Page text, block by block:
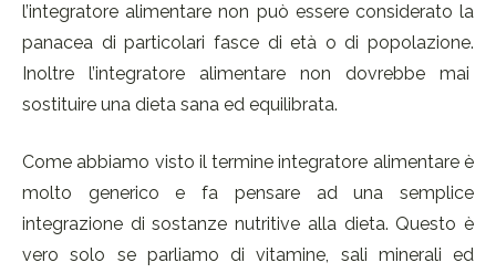
l’integratore alimentare non può essere considerato la
panacea di particolari fasce di età o di popolazione.
Inoltre l’integratore alimentare non dovrebbe mai
sostituire una dieta sana ed equilibrata.
Come abbiamo visto il termine integratore alimentare è
molto generico e fa pensare ad una semplice
integrazione di sostanze nutritive alla dieta. Questo è
vero solo se parliamo di vitamine, sali minerali ed